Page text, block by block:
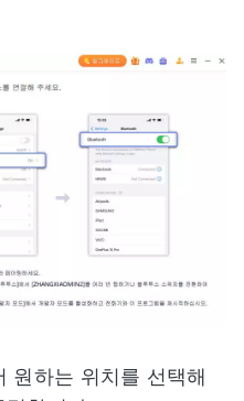
원하는 위치를 선택해